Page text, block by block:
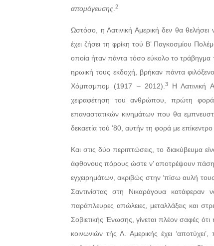
απομάγευσης.2
Ωστόσο, η Λατινική Αμερική δεν θα
έχει ζήσει τη φρίκη τού Β’ Παγκοσμίου
οποία ήταν πάντα τόσο εύκολο το τράβηγμα
ηρωική τους εκδοχή, βρήκαν πάντα
Χόμπσμπομ (1917 – 2012).3Η Λατινική
χειραφέτηση του ανθρώπου, πρώτη
επαναστατικών κινημάτων που θα
δεκαετία τού ’80, αυτήν τη φορά με
Και στις δύο περιπτώσεις, το διακύβευμα
άφθονους πόρους ώστε ν’ αποτρέψουν πάση
εγχειρημάτων, ακριβώς στην ‘πίσω αυλή
Σαντινίστας στη Νικαράγουα
παράπλευρες απώλειες, μεταλλάξεις και
Σοβιετικής Ένωσης, γίνεται πλέον σαφές
κοινωνιών τής Λ. Αμερικής έχει